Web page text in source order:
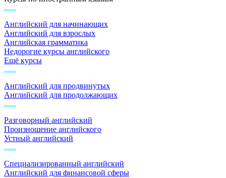
Английский для начинающих
Английский для взрослых
Английская грамматика
Недорогие курсы английского
Ещё курсы
Английский для продвинутых
Английский для продолжающих
Разговорный английский
Произношение английского
Устный английский
Специализированный английский
Английский для финансовой сферы